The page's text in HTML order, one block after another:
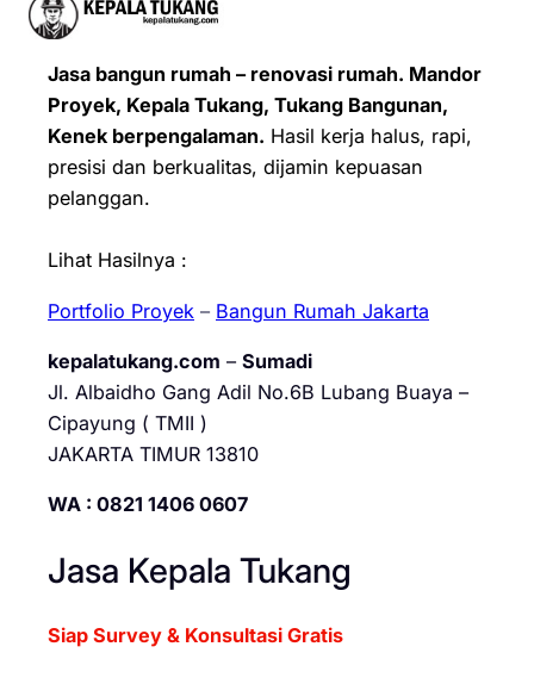
Jasa bangun rumah – renovasi rumah. Mandor
Proyek, Kepala Tukang, Tukang Bangunan,
Kenek berpengalaman. Hasil kerja halus, rapi,
presisi dan berkualitas, dijamin kepuasan
pelanggan.
Lihat Hasilnya :
Portfolio Proyek – Bangun Rumah Jakarta
kepalatukang.com – Sumadi
Jl. Albaidho Gang Adil No.6B Lubang Buaya –
Cipayung ( TMII )
JAKARTA TIMUR 13810
WA : 0821 1406 0607
Jasa Kepala Tukang
Siap Survey & Konsultasi Gratis